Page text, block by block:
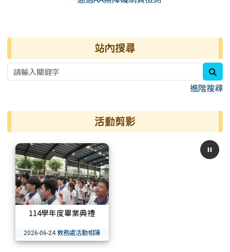
右邊區域內容 站內搜尋
進階搜尋
活動剪影
114學年度畢業典禮
2026-06-24 教務處活動相簿